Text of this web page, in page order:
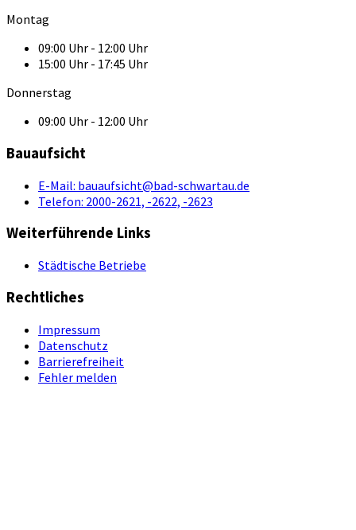
Montag
09:00 Uhr - 12:00 Uhr
15:00 Uhr - 17:45 Uhr
Donnerstag
09:00 Uhr - 12:00 Uhr
Bauaufsicht
E-Mail: bauaufsicht@bad-schwartau.de
Telefon: 2000-2621, -2622, -2623
Weiterführende Links
Städtische Betriebe
Rechtliches
Impressum
Datenschutz
Barrierefreiheit
Fehler melden